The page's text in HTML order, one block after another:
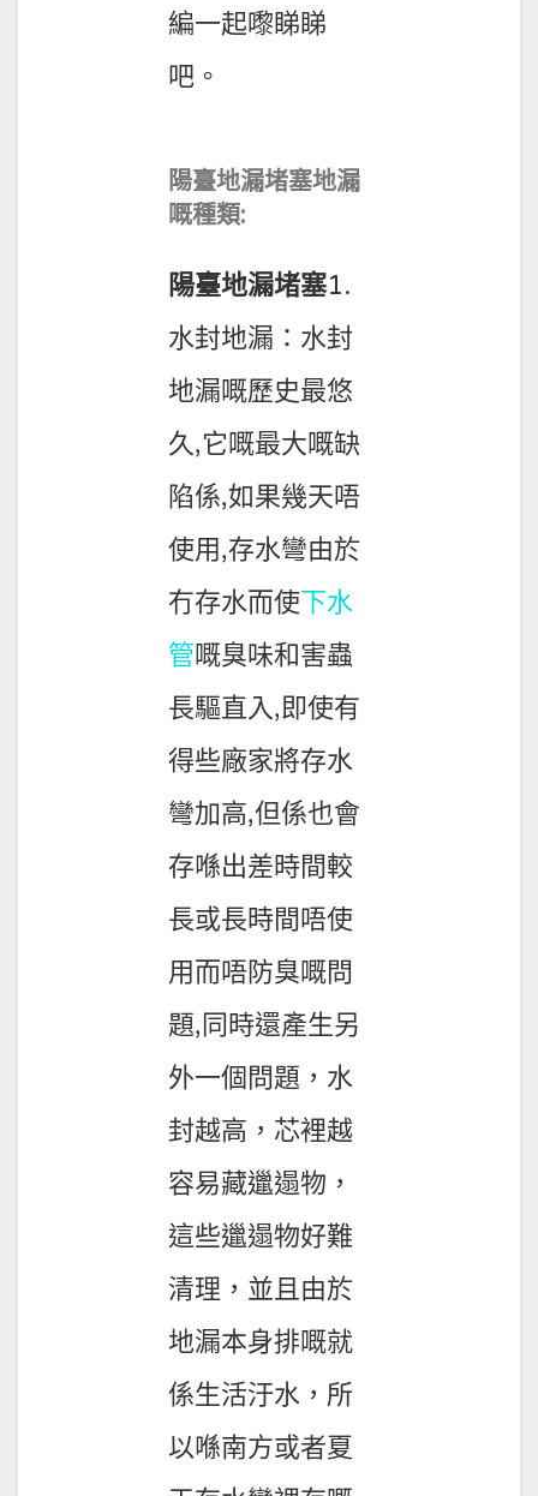
編一起嚟睇睇
吧。
陽臺地漏堵塞地漏
嘅種類:
陽臺地漏堵塞1.
水封地漏：水封
地漏嘅歷史最悠
久,它嘅最大嘅缺
陷係,如果幾天唔
使用,存水彎由於
冇存水而使下水
管嘅臭味和害蟲
長驅直入,即使有
得些廠家將存水
彎加高,但係也會
存喺出差時間較
長或長時間唔使
用而唔防臭嘅問
題,同時還產生另
外一個問題，水
封越高，芯裡越
容易藏邋遢物，
這些邋遢物好難
清理，並且由於
地漏本身排嘅就
係生活汙水，所
以喺南方或者夏